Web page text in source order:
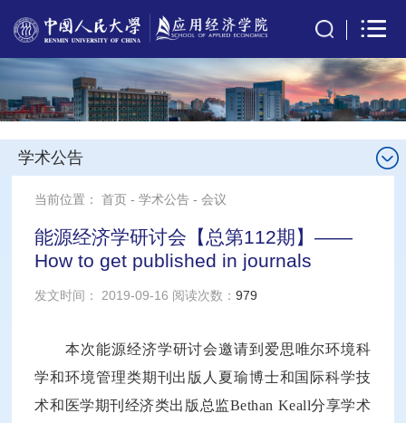
学术公告
当前位置：首页 -学术公告 -会议
能源经济学研讨会【总第112期】——
How to get published in journals
发文时间： 2019-09-16 阅读次数：979
本次能源经济学研讨会邀请到爱思唯尔环境科
学和环境管理类期刊出版人夏瑜博士和国际科学技
术和医学期刊经济类出版总监Bethan Keall分享学术